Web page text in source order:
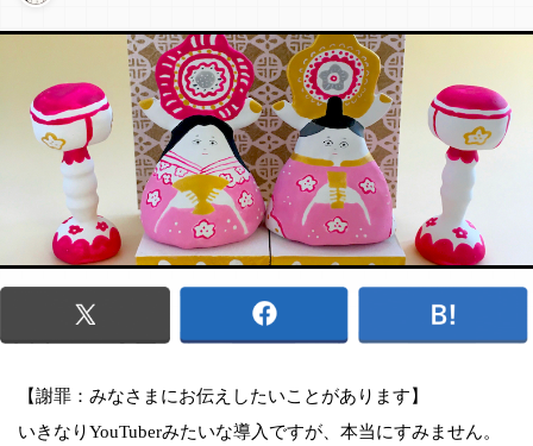
【謝罪：みなさまにお伝えしたいことがあります】
いきなりYouTuberみたいな導入ですが、本当にすみません。